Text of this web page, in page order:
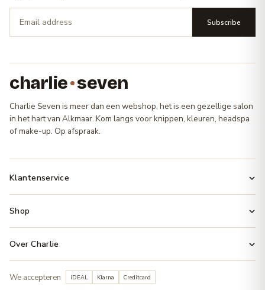
Subscribe
charlie seven
Charlie Seven is meer dan een webshop, het is een gezellige salon
in het hart van Alkmaar. Kom langs voor knippen, kleuren, headspa
of make-up. Op afspraak.
Klantenservice
Shop
Over Charlie
We accepteren iDEAL Klarna Creditcard